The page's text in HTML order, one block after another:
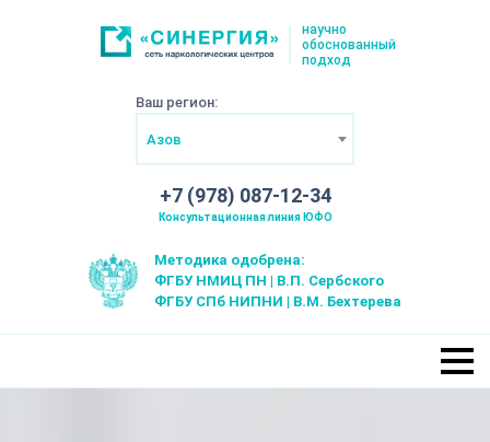
научно
обоснованный
подход
Ваш регион:
Азов
+7 (978) 087-12-34
Консультационная линия ЮФО
Методика одобрена:
ФГБУ НМИЦ ПН | В.П. Сербского
ФГБУ СПб НИПНИ | В.М. Бехтерева